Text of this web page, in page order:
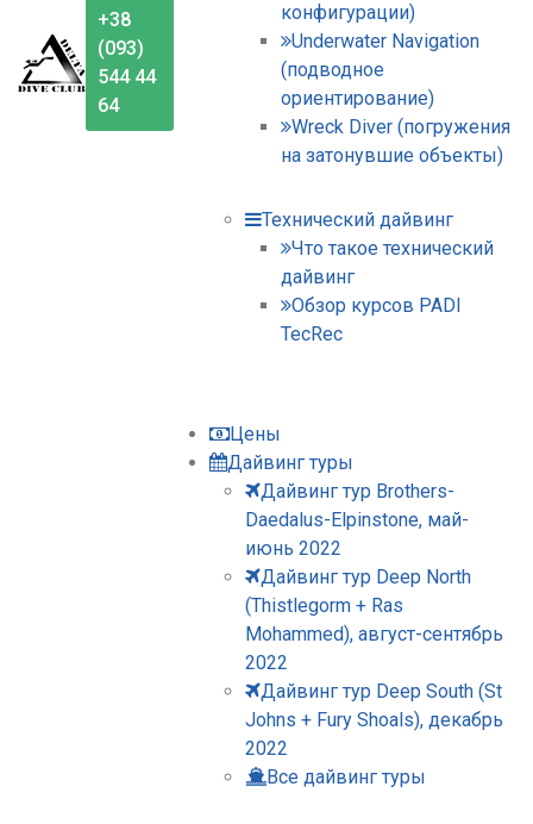
+38
(093)
544 44
64
конфигурации)
Underwater Navigation
(подводное
ориентирование)
Wreck Diver (погружения
на затонувшие объекты)
Технический дайвинг
Что такое технический
дайвинг
Обзор курсов PADI
TecRec
Цены
Дайвинг туры
Дайвинг тур Brothers-
Daedalus-Elpinstone, май-
июнь 2022
Дайвинг тур Deep North
(Thistlegorm + Ras
Mohammed), август-сентябрь
2022
Дайвинг тур Deep South (St
Johns + Fury Shoals), декабрь
2022
Все дайвинг туры